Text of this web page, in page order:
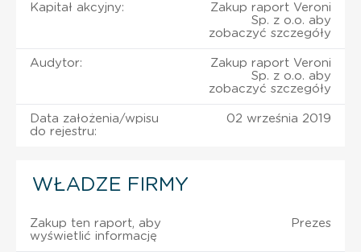
Kapitał akcyjny:
Zakup raport Veroni
Sp. z o.o. aby
zobaczyć szczegóły
Audytor:
Zakup raport Veroni
Sp. z o.o. aby
zobaczyć szczegóły
Data założenia/wpisu
do rejestru:
02 września 2019
WŁADZE FIRMY
Zakup ten raport, aby
wyświetlić informację
Prezes